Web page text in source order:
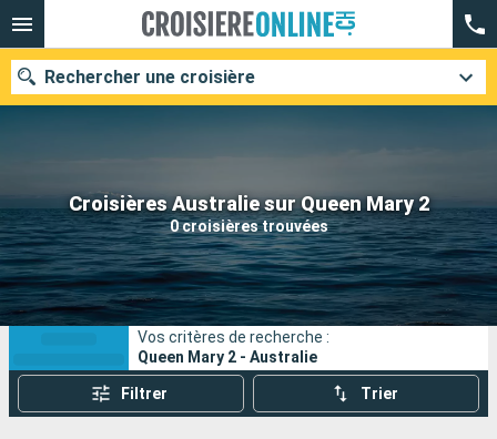
Croisières Australie sur Queen Mary 2
0 croisières trouvées
Rechercher une croisière
Nos destinations
Mois de départ
Ports Compagnies
Rechercher
Vos critères de recherche :
Queen Mary 2 - Australie
Filtrer Trier